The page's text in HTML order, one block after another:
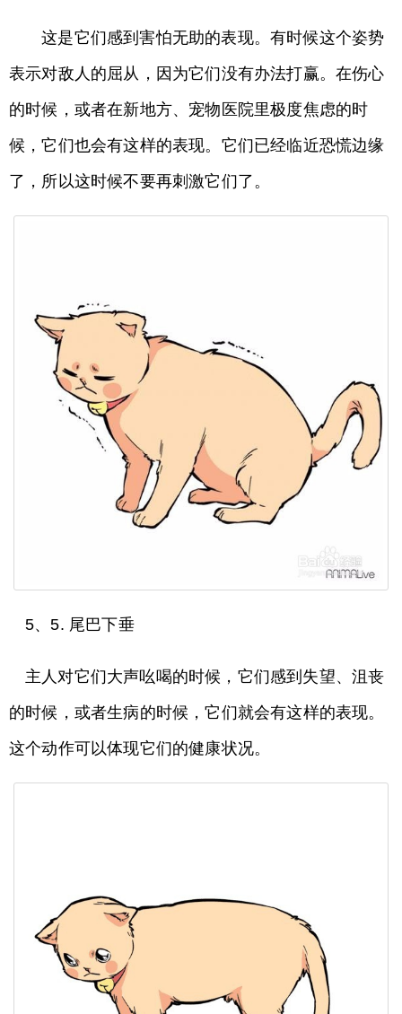
这是它们感到害怕无助的表现。有时候这个姿势
表示对敌人的屈从，因为它们没有办法打赢。在伤心
的时候，或者在新地方、宠物医院里极度焦虑的时
候，它们也会有这样的表现。它们已经临近恐慌边缘
了，所以这时候不要再刺激它们了。
5、5. 尾巴下垂
主人对它们大声吆喝的时候，它们感到失望、沮丧
的时候，或者生病的时候，它们就会有这样的表现。
这个动作可以体现它们的健康状况。